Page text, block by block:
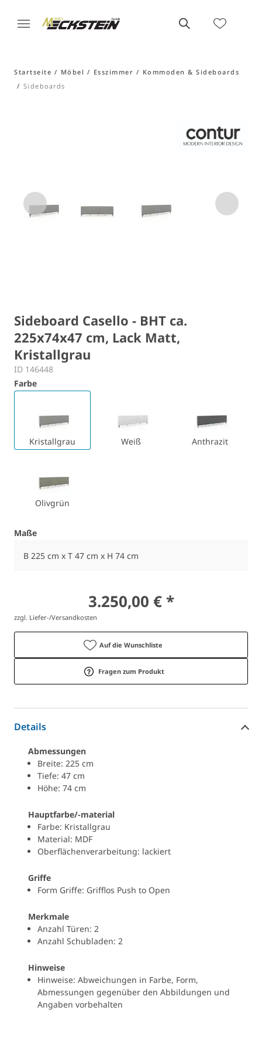
Startseite Möbel Esszimmer
Kommoden & Sideboards
Sideboards
Sideboard Casello - BHT ca.
225x74x47 cm, Lack Matt,
Kristallgrau
ID 146448
Farbe
Kristallgrau Weiß Anthrazit
Olivgrün
Maße
B 225 cm x T 47 cm x H 74 cm
3.250,00 € *
zzgl. Liefer-/Versandkosten
Auf die Wunschliste
Fragen zum Produkt
Details
Abmessungen
Breite: 225 cm
Tiefe: 47 cm
Höhe: 74 cm
Hauptfarbe/-material
Farbe: Kristallgrau
Material: MDF
Oberflächenverarbeitung: lackiert
Griffe
Form Griffe: Grifflos Push to Open
Merkmale
Anzahl Türen: 2
Anzahl Schubladen: 2
Hinweise
Hinweise: Abweichungen in Farbe, Form,
Abmessungen gegenüber den Abbildungen und
Angaben vorbehalten